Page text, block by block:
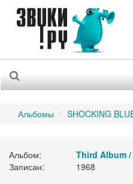
Альбомы SHOCKING
Альбом:
Third Album
Записан:
1968